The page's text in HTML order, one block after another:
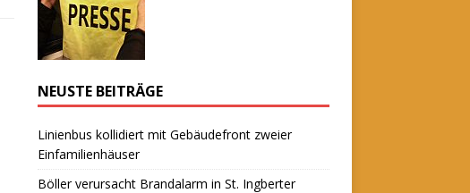
NEUSTE BEITRÄGE
Linienbus kollidiert mit Gebäudefront zweier
Einfamilienhäuser
Böller verursacht Brandalarm in St. Ingberter